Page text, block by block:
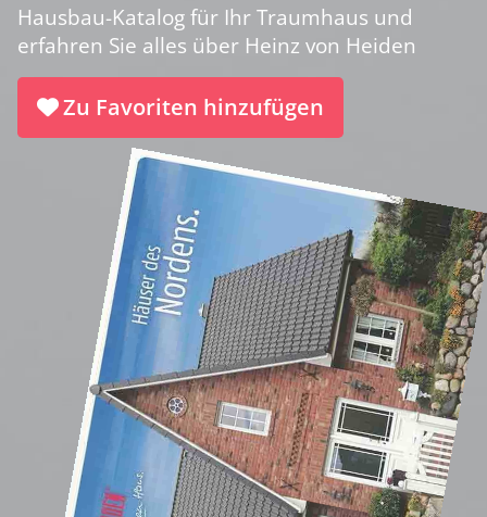
Hausbau-Katalog für Ihr Traumhaus und
erfahren Sie alles über Heinz von Heiden
Zu Favoriten hinzufügen